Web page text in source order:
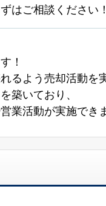
はご相談ください！
！
るよう売却活動を
築いており、
業活動が実施でき